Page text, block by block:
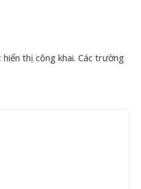
thị công khai. Các trường